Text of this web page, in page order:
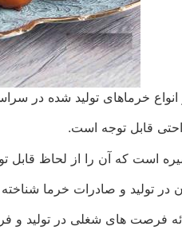
خرماهای تولید شده در
قابل توجه است.
است که آن را از لحاظ قابل
در تولید و صادرات خرما
فرصت های شغلی در تولید و